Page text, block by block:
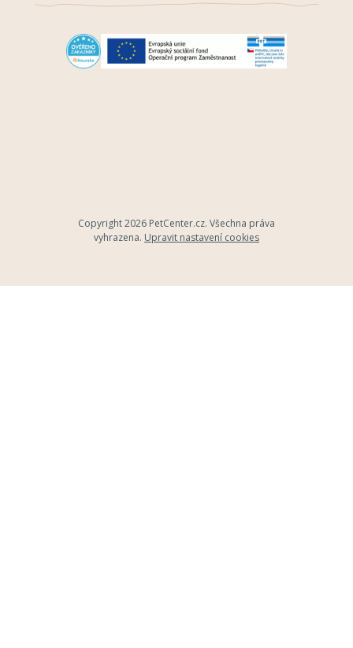
Copyright 2026 PetCenter.cz. Všechna práva
vyhrazena. Upravit nastavení cookies